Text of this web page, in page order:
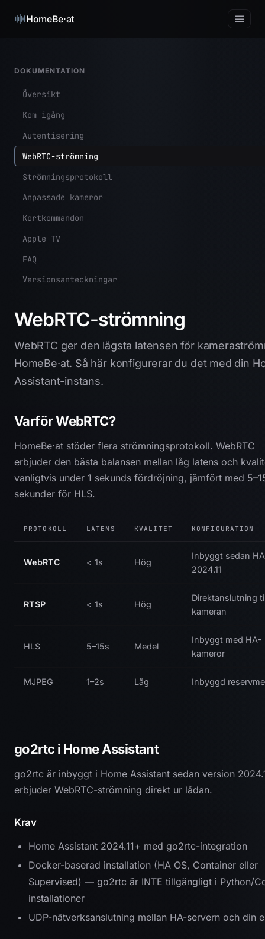
HomeBe·at
DOKUMENTATION
Översikt
Kom igång
Autentisering
WebRTC-strömning
Strömningsprotokoll
Anpassade kameror
Kortkommandon
Apple TV
FAQ
Versionsanteckningar
WebRTC-strömning
WebRTC ger den lägsta latensen för
HomeBe·at. Så här konfigurerar du det med din
Assistant-instans.
Varför WebRTC?
HomeBe·at stöder flera strömningsprotokoll. WebRTC
erbjuder den bästa balansen mellan låg latens och
vanligtvis under 1 sekunds fördröjning, jämfört med
sekunder för HLS.
PROTOKOLL LATENS KVALITET KONFIGURATION
WebRTC < 1s Hög
Inbyggt sedan HA
2024.11
RTSP < 1s Hög
Direktanslutning
kameran
HLS 5–15s Medel
Inbyggt med HA-
kameror
MJPEG 1–2s Låg Inbyggd
go2rtc i Home Assistant
go2rtc är inbyggt i Home Assistant sedan version
erbjuder WebRTC-strömning direkt ur lådan.
Krav
Home Assistant 2024.11+ med go2rtc-integration
Docker-baserad installation (HA OS, Container eller
Supervised) — go2rtc är INTE tillgängligt i Python/
installationer
UDP-nätverksanslutning mellan HA-servern och din